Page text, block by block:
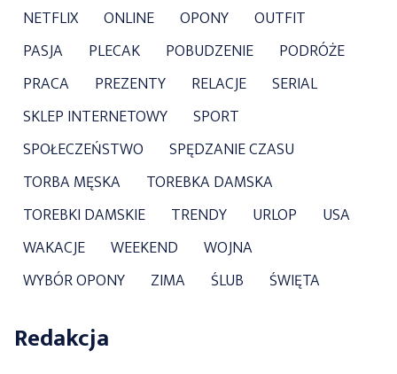
NETFLIX
ONLINE OPONY
OUTFIT
PASJA
PLECAK POBUDZENIE
PODRÓŻE
PRACA
PREZENTY RELACJE
SERIAL
SKLEP INTERNETOWY
SPORT
SPOŁECZEŃSTWO
SPĘDZANIE CZASU
TORBA MĘSKA
TOREBKA DAMSKA
TOREBKI DAMSKIE
TRENDY URLOP
USA
WAKACJE
WEEKEND
WOJNA
WYBÓR OPONY
ZIMA ŚLUB ŚWIĘTA
Redakcja